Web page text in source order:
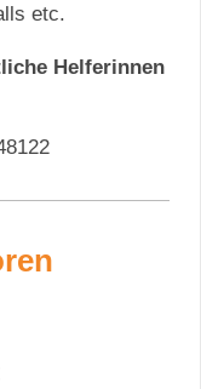
etc.
Helferinnen